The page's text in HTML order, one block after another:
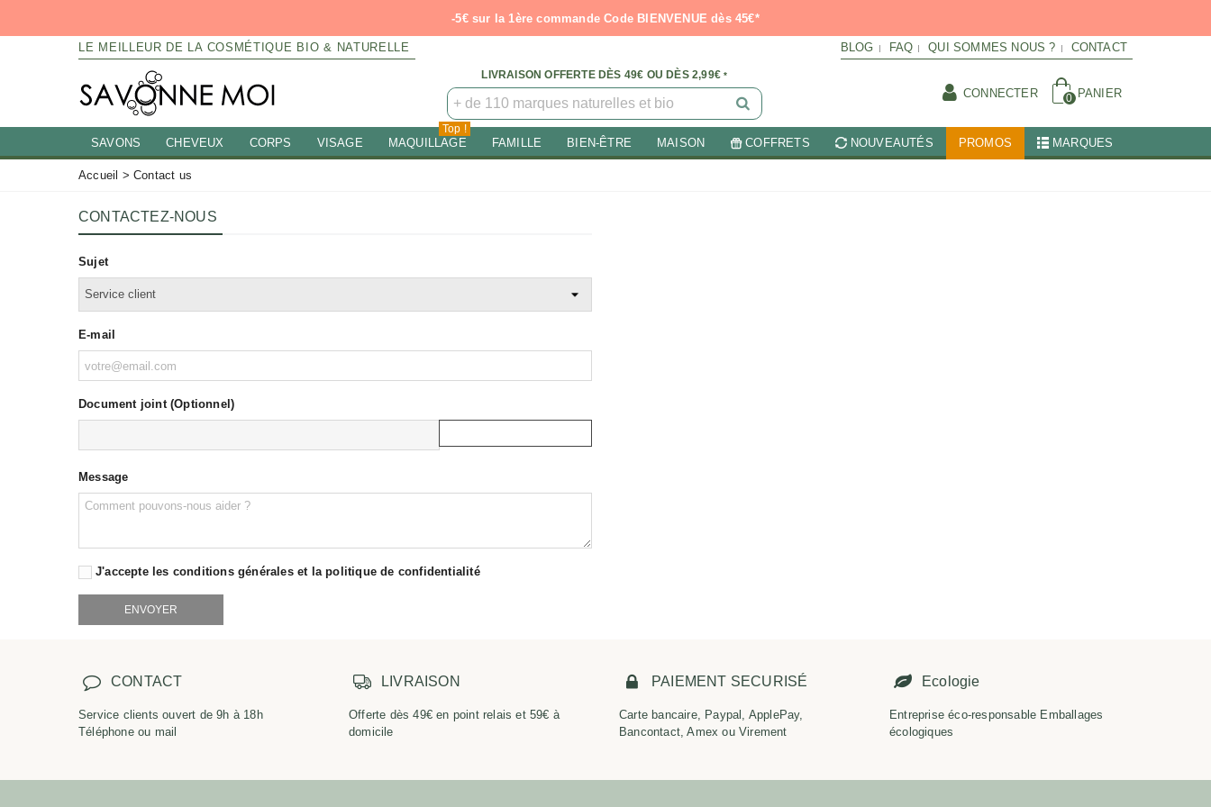
-5€ sur la 1ère commande Code BIENVENUE dès 45€*
LE MEILLEUR DE LA COSMÉTIQUE BIO & NATURELLE BLOG FAQ QUI SOMMES NOUS ? CONTACT
LIVRAISON OFFERTE DÈS 49€ OU DÈS 2,99€ *
CONNECTER 0 PANIER
SAVONS CHEVEUX CORPS VISAGE MAQUILLAGE
Top !
FAMILLE BIEN-ÊTRE MAISON COFFRETS NOUVEAUTÉS PROMOS MARQUES
Accueil > Contact us
CONTACTEZ-NOUS
Sujet
E-mail
Document joint (Optionnel)
Message
J'accepte les conditions générales et la politique de confidentialité
CONTACT
Service clients ouvert de 9h à 18h
Téléphone ou mail
LIVRAISON
Offerte dès 49€ en point relais et 59€ à
domicile
PAIEMENT SECURISÉ
Carte bancaire, Paypal, ApplePay,
Bancontact, Amex ou Virement
Ecologie
Entreprise éco-responsable Emballages
écologiques